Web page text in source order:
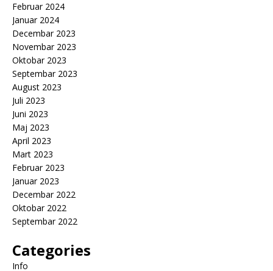
Februar 2024
Januar 2024
Decembar 2023
Novembar 2023
Oktobar 2023
Septembar 2023
August 2023
Juli 2023
Juni 2023
Maj 2023
April 2023
Mart 2023
Februar 2023
Januar 2023
Decembar 2022
Oktobar 2022
Septembar 2022
Categories
Info